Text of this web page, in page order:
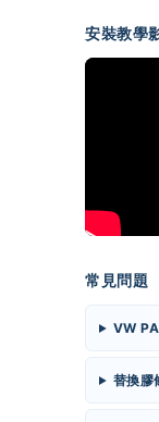
安裝教學
常見問題
VW
替換膠